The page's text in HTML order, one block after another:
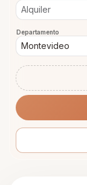
Departamento